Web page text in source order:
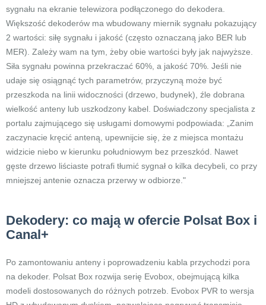
sygnału na ekranie telewizora podłączonego do dekodera.
Większość dekoderów ma wbudowany miernik sygnału pokazujący
2 wartości: siłę sygnału i jakość (często oznaczaną jako BER lub
MER). Zależy wam na tym, żeby obie wartości były jak najwyższe.
Siła sygnału powinna przekraczać 60%, a jakość 70%. Jeśli nie
udaje się osiągnąć tych parametrów, przyczyną może być
przeszkoda na linii widoczności (drzewo, budynek), źle dobrana
wielkość anteny lub uszkodzony kabel. Doświadczony specjalista z
portalu zajmującego się usługami domowymi podpowiada: „Zanim
zaczynacie kręcić anteną, upewnijcie się, że z miejsca montażu
widzicie niebo w kierunku południowym bez przeszkód. Nawet
gęste drzewo liściaste potrafi tłumić sygnał o kilka decybeli, co przy
mniejszej antenie oznacza przerwy w odbiorze."
Dekodery: co mają w ofercie Polsat Box i
Canal+
Po zamontowaniu anteny i poprowadzeniu kabla przychodzi pora
na dekoder. Polsat Box rozwija serię Evobox, obejmującą kilka
modeli dostosowanych do różnych potrzeb. Evobox PVR to wersja